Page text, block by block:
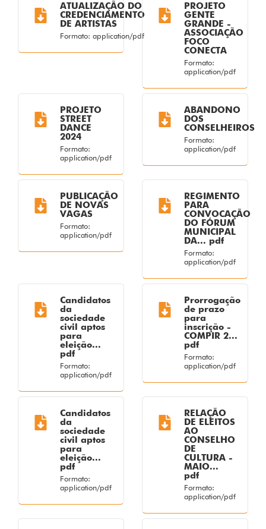
ATUALIZAÇÃO DO
CREDENCIAMENTO
DE ARTISTAS
Formato: application/pdf
PROJETO
GENTE
GRANDE -
ASSOCIAÇÃO
FOCO
CONECTA
Formato:
application/pdf
PROJETO
STREET
DANCE
2024
Formato:
application/pdf
ABANDONO
DOS
CONSELHEIROS
Formato:
application/pdf
PUBLICAÇÃO
DE NOVAS
VAGAS
Formato:
application/pdf
REGIMENTO
PARA
CONVOCAÇÃO
DO FÓRUM
MUNICIPAL
DA... pdf
Formato:
application/pdf
Candidatos
da
sociedade
civil aptos
para
eleição...
pdf
Formato:
application/pdf
Prorrogação
de prazo
para
inscrição -
COMPIR 2...
pdf
Formato:
application/pdf
Candidatos
da
sociedade
civil aptos
para
eleição...
pdf
Formato:
application/pdf
RELAÇÃO
DE ELEITOS
AO
CONSELHO
DE
CULTURA -
MAIO...
pdf
Formato:
application/pdf